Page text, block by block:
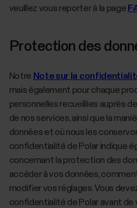
veuillez vous reporter à la page
Protection des
Notre Note sur la
mais également pour chaque
personnelles recueillies auprès
de nos services, ainsi que la
données et où nous les
confidentialité de Polar indique
concernant la protection des
accéder à vos données,
modifier vos réglages. Vous
confidentialité de Polar avant de